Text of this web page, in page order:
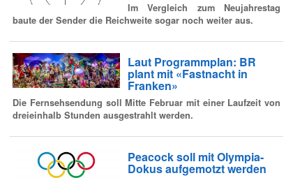
Im Vergleich zum Neujahrestag
baute der Sender die Reichweite sogar noch weiter aus.
Laut Programmplan: BR
plant mit «Fastnacht in
Franken»
Die Fernsehsendung soll Mitte Februar mit einer Laufzeit von
dreieinhalb Stunden ausgestrahlt werden.
Peacock soll mit Olympia-
Dokus aufgemotzt werden